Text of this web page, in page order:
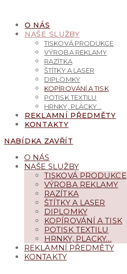
OBSAHU
O NÁS
NAŠE SLUŽBY
TISKOVÁ PRODUKCE
VÝROBA REKLAMY
RAZÍTKA
ŠTÍTKY A LASER
DIPLOMKY
KOPÍROVÁNÍ A TISK
POTISK TEXTILU
HRNKY, PLACKY…
REKLAMNÍ PŘEDMĚTY
KONTAKTY
NABÍDKA ZAVŘÍT
O NÁS
NAŠE SLUŽBY
TISKOVÁ PRODUKCE
VÝROBA REKLAMY
RAZÍTKA
ŠTÍTKY A LASER
DIPLOMKY
KOPÍROVÁNÍ A TISK
POTISK TEXTILU
HRNKY, PLACKY…
REKLAMNÍ PŘEDMĚTY
KONTAKTY